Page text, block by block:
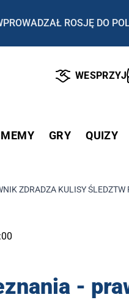
ROSJĘ DO
WESPRZYJ
MEMY GRY QUIZY
ZDRADZA KULISY ŚLEDZTW
-